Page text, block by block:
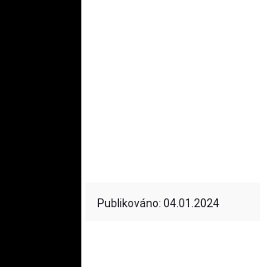
Publikováno: 04.01.2024